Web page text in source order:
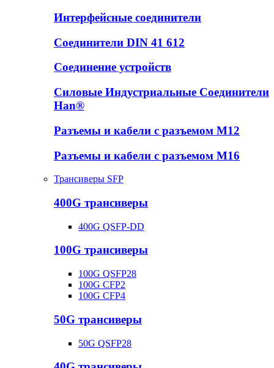
Интерфейсные соединители
Соединители DIN 41 612
Соединение устройств
Силовые Индустриальные Соединители
Han®
Разъемы и кабели с разъемом М12
Разъемы и кабели с разъемом М16
Трансиверы SFP
400G трансиверы
400G QSFP-DD
100G трансиверы
100G QSFP28
100G CFP2
100G CFP4
50G трансиверы
50G QSFP28